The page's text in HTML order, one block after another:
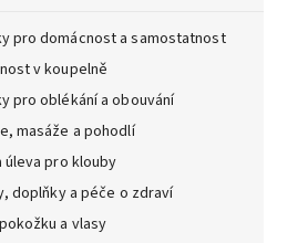
pro domácnost a samostatnost
v koupelně
pro oblékání a obouvání
masáže a pohodlí
úleva pro klouby
doplňky a péče o zdraví
a vlasy